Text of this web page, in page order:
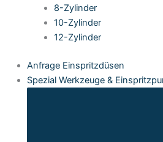
8-Zylinder
10-Zylinder
12-Zylinder
Anfrage Einspritzdüsen
Spezial Werkzeuge &